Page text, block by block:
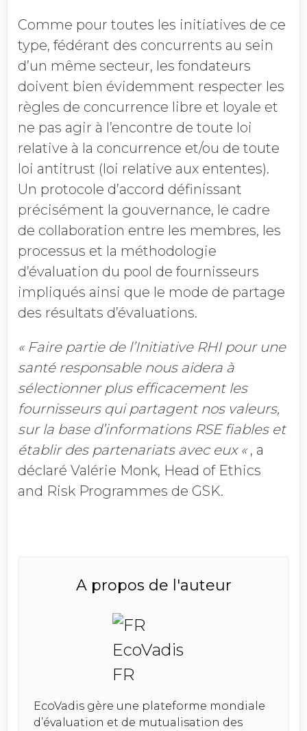
Comme pour toutes les initiatives de ce
type, fédérant des concurrents au sein
d’un même secteur, les fondateurs
doivent bien évidemment respecter les
règles de concurrence libre et loyale et
ne pas agir à l’encontre de toute loi
relative à la concurrence et/ou de toute
loi antitrust (loi relative aux ententes).
Un protocole d’accord définissant
précisément la gouvernance, le cadre
de collaboration entre les membres, les
processus et la méthodologie
d’évaluation du pool de fournisseurs
impliqués ainsi que le mode de partage
des résultats d’évaluations.
« Faire partie de l’Initiative RHI pour une
santé responsable nous aidera à
sélectionner plus efficacement les
fournisseurs qui partagent nos valeurs,
sur la base d’informations RSE fiables et
établir des partenariats avec eux «, a
déclaré Valérie Monk, Head of Ethics
and Risk Programmes de GSK.
A propos de l'auteur
EcoVadis gère une plateforme mondiale
d’évaluation et de mutualisation des